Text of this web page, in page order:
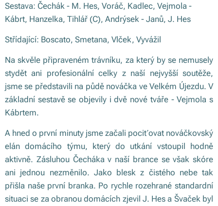
Sestava: Čechák - M. Hes, Voráč, Kadlec, Vejmola -
Kábrt, Hanzelka, Tihlář (C), Andrýsek - Janů, J. Hes
Střídající: Boscato, Smetana, Vlček, Vyvážil
Na skvěle připraveném trávníku, za který by se nemusely
stydět ani profesionální celky z naší nejvyšší soutěže,
jsme se představili na půdě nováčka ve Velkém Újezdu. V
základní sestavě se objevily i dvě nové tváře - Vejmola s
Kábrtem.
A hned o první minuty jsme začali pociťovat nováčkovský
elán domácího týmu, který do utkání vstoupil hodně
aktivně. Zásluhou Čecháka v naší brance se však skóre
ani jednou nezměnilo. Jako blesk z čistého nebe tak
přišla naše první branka. Po rychle rozehrané standardní
situaci se za obranou domácích zjevil J. Hes a Švaček byl